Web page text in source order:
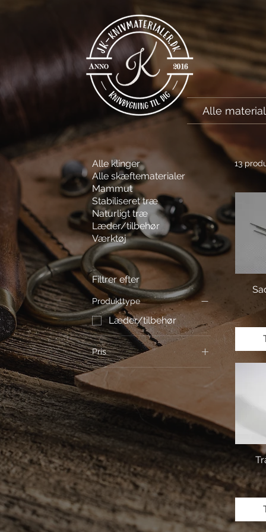
Alle
Alle klinger
Alle skæftematerialer
Mammut
Stabiliseret træ
Naturligt træ
Læder/tilbehør
Værktøj
Filtrer efter
Produkttype
Læder/tilbehør
Pris
20 kr. 40 kr.
13